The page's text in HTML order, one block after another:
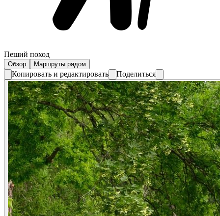
Пеший поход
Обзор Маршруты рядом
Копировать и редактировать Поделиться